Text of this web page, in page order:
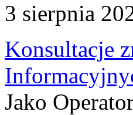
3 sierpnia
Konsultacje
Jako